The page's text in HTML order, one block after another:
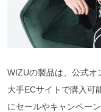
WIZUの製品は、公式オ
大手ECサイトで購入
にセールやキャンペー